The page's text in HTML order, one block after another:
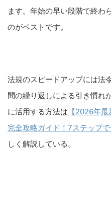
ます。年始の早い段階で終わ
のがベストです。
法規のスピードアップには法
問の繰り返しによる引き慣れ
に活用する方法は 【2026年
完全攻略ガイド！7ステップ
しく解説している。